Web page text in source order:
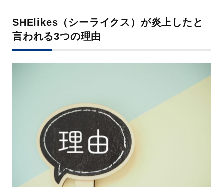
SHElikes（シーライクス）が炎上したと
言われる3つの理由